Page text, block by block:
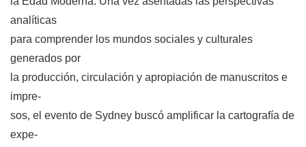
analíticas
para comprender los mundos sociales y culturales
generados por
la producción, circulación y apropiación de manuscritos e
impre-
sos, el evento de Sydney buscó amplificar la cartografía de
expe-